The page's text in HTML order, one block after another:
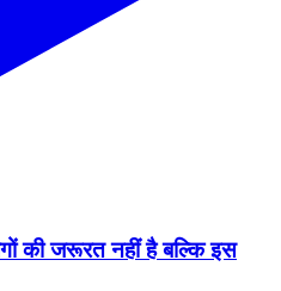
की जरूरत नहीं है बल्कि इस